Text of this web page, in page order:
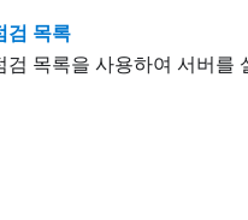
검 목록
검 목록을 사용하여 서버를